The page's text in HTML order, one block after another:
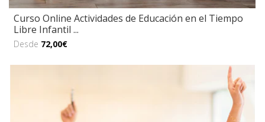
Curso Online Actividades de Educación en el Tiempo
Libre Infantil ...
Desde 72,00€